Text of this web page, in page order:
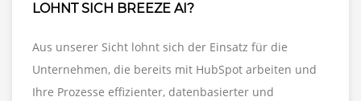
LOHNT SICH BREEZE AI?
Aus unserer Sicht lohnt sich der Einsatz für die
Unternehmen, die bereits mit HubSpot arbeiten und
Ihre Prozesse effizienter, datenbasierter und